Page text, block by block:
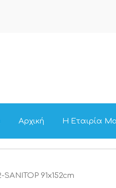
Αρχική Η Εταιρία
91x152cm